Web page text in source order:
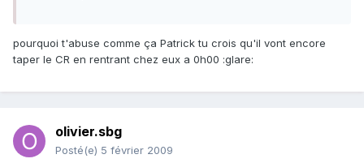
pourquoi t'abuse comme ça Patrick tu crois qu'il vont encore
taper le CR en rentrant chez eux a 0h00 :glare:
olivier.sbg
Posté(e) 5 février 2009